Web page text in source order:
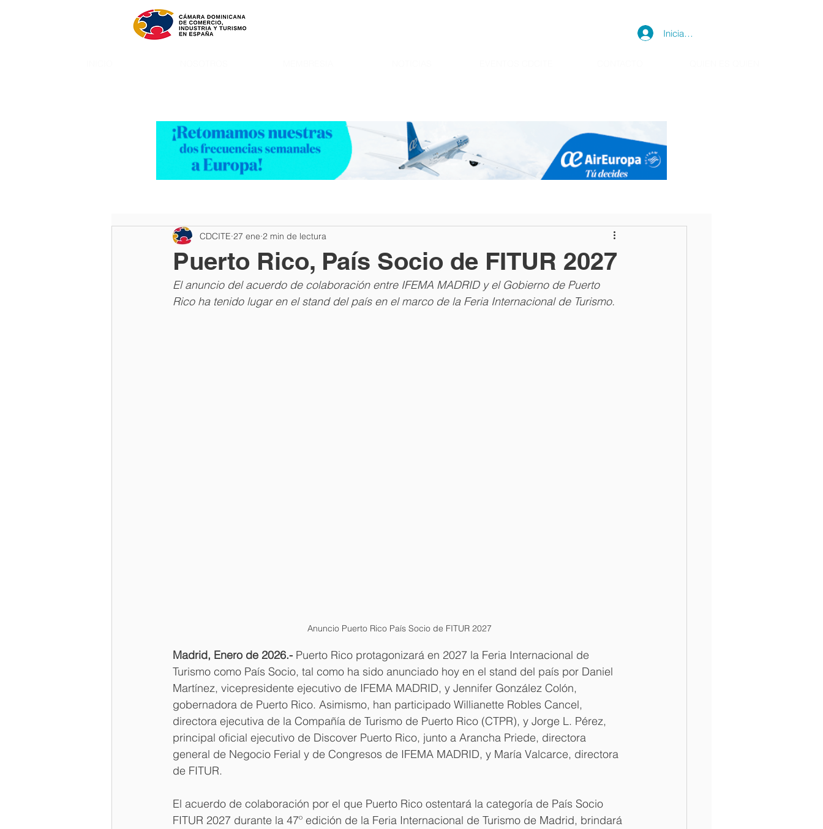
Iniciar sesión
Puerto Rico, País Socio de FITUR 2027
CDCITE 27 ene 2 min de lectura
El anuncio del acuerdo de colaboración entre IFEMA MADRID y el Gobierno de Puerto
Rico ha tenido lugar en el stand del país en el marco de la Feria Internacional de Turismo.
Anuncio Puerto Rico País Socio de FITUR 2027
Madrid, Enero de 2026.- Puerto Rico protagonizará en 2027 la Feria Internacional de
Turismo como País Socio, tal como ha sido anunciado hoy en el stand del país por Daniel
Martínez, vicepresidente ejecutivo de IFEMA MADRID, y Jennifer González Colón,
gobernadora de Puerto Rico. Asimismo, han participado Willianette Robles Cancel,
directora ejecutiva de la Compañía de Turismo de Puerto Rico (CTPR), y Jorge L. Pérez,
principal oficial ejecutivo de Discover Puerto Rico, junto a Arancha Priede, directora
general de Negocio Ferial y de Congresos de IFEMA MADRID, y María Valcarce, directora
de FITUR.
El acuerdo de colaboración por el que Puerto Rico ostentará la categoría de País Socio
FITUR 2027 durante la 47º edición de la Feria Internacional de Turismo de Madrid, brindará